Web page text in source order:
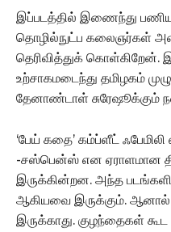
இப்படத்தில் இணைந்து
தொழில்நுட்ப கலைஞர்கள்
தெரிவித்துக் கொள்கிறேன்.
உற்சாகமடைந்து தமிழகம்
தேனாண்டாள் சுரேஷூக்கும்
‘பேய் கதை’ கம்ப்ளீட்
-சஸ்பென்ஸ் என ஏராளமான
இருக்கின்றன. அந்த
ஆகியவை இருக்கும். ஆனால்
இருக்காது. குழந்தைகள்